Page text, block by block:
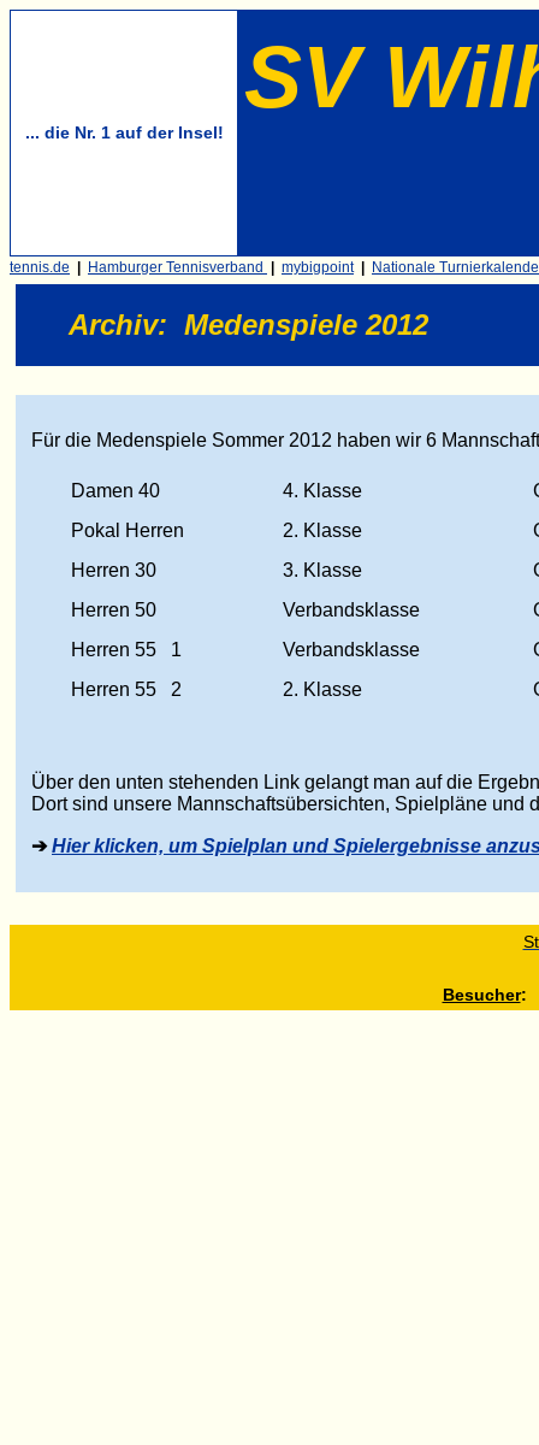
... die Nr. 1 auf der Insel!
SV
tennis.de Hamburger Tennisverband mybigpoint Nationale
Archiv: Medenspiele 2012
Für die Medenspiele Sommer 2012 haben wir 6
Damen 40 4. Klasse
Pokal Herren
2. Klasse
Herren 30
3. Klasse
Herren 50
Verbandsklasse
Herren 55 1
Verbandsklasse
Herren 55 2
2. Klasse
Über den unten stehenden Link gelangt man auf die
Dort sind unsere Mannschaftsübersichten, Spielpläne
➔ Hier klicken, um Spielplan und Spielergebnisse
Besucher: